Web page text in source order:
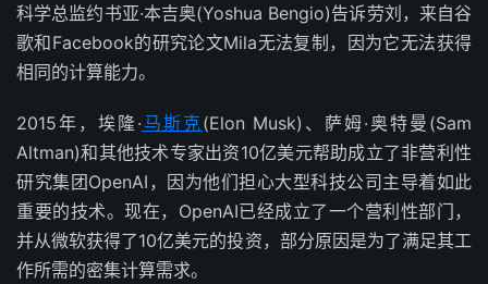
科学总监约书亚·本吉奥(Yoshua Bengio)告诉劳刘，来自谷
歌和Facebook的研究论文Mila无法复制，因为它无法获得
相同的计算能力。
2015年，埃隆· 马斯克(Elon Musk)、萨姆·奥特曼(Sam
Altman)和其他技术专家出资10亿美元帮助成立了非营利性
研究集团OpenAI，因为他们担心大型科技公司主导着如此
重要的技术。现在，OpenAI已经成立了一个营利性部门，
并从微软获得了10亿美元的投资，部分原因是为了满足其工
作所需的密集计算需求。